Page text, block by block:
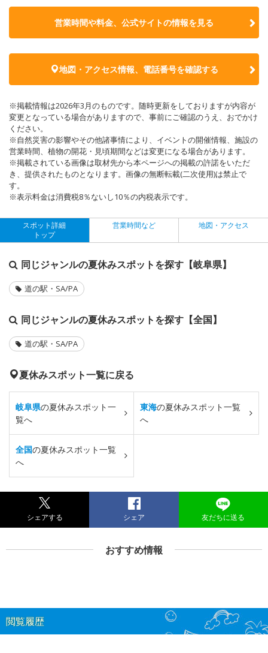
営業時間や料金、公式サイトの情報を見る
地図・アクセス情報、電話番号を確認する
※掲載情報は2026年3月のものです。随時更新をしておりますが内容が
変更となっている場合がありますので、事前にご確認のうえ、おでかけ
ください。
※自然災害の影響やその他諸事情により、イベントの開催情報、施設の
営業時間、植物の開花・見頃期間などは変更になる場合があります。
※掲載されている画像は取材先から本ページへの掲載の許諾をいただ
き、提供されたものとなります。画像の無断転載(二次使用)は禁止で
す。
※表示料金は消費税8％ないし10％の内税表示です。
スポット詳細
トップ
営業時間など 地図・アクセス
同じジャンルの夏休みスポットを探す【岐阜県】
道の駅・SA/PA
同じジャンルの夏休みスポットを探す【全国】
道の駅・SA/PA
夏休みスポット一覧に戻る
岐阜県の夏休みスポット一
覧へ
東海の夏休みスポット一覧
へ
全国の夏休みスポット一覧
へ
シェアする シェア 友だちに送る
おすすめ情報
閲覧履歴